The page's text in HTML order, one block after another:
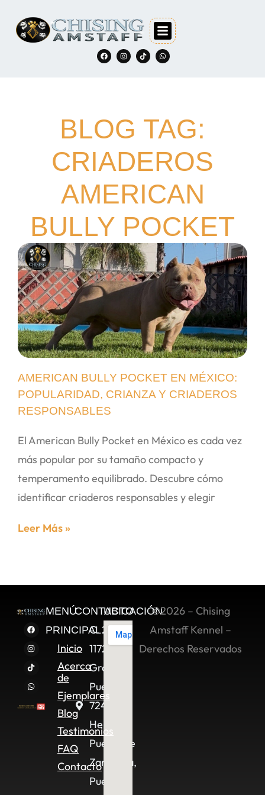
BLOG TAG:
CRIADEROS
AMERICAN
BULLY POCKET
AMERICAN BULLY POCKET EN MÉXICO:
POPULARIDAD, CRIANZA Y CRIADEROS
RESPONSABLES
El American Bully Pocket en México es cada vez
más popular por su tamaño compacto y
temperamento equilibrado. Descubre cómo
identificar criaderos responsables y elegir
Leer Más »
MENÚ
PRINCIPAL
Inicio
Acerca
de
Ejemplares
Blog
Testimonios
FAQ
Contacto
CONTACTO
C. 2 Sur
11722,
Granjas
Puebla,
72490
Heroica
Puebla de
Zaragoza,
Pue.
UBICACIÓN©2026 – Chising
Amstaff Kennel –
Derechos Reservados